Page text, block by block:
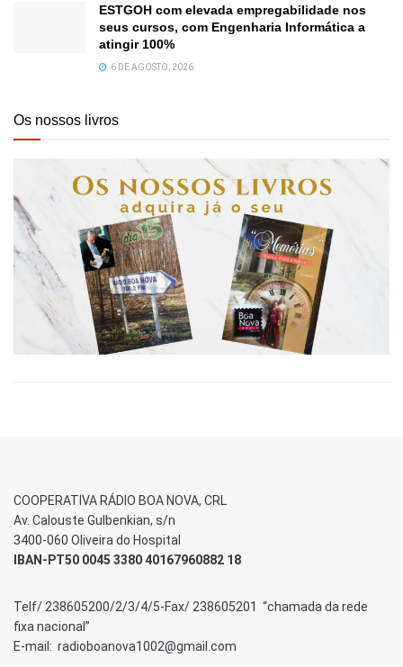
ESTGOH com elevada empregabilidade nos
seus cursos, com Engenharia Informática a
atingir 100%
6 DE AGOSTO, 2026
Os nossos livros
COOPERATIVA RÁDIO BOA NOVA, CRL
Av. Calouste Gulbenkian, s/n
3400-060 Oliveira do Hospital
IBAN-PT50 0045 3380 40167960882 18
Telf/ 238605200/2/3/4/5-Fax/ 238605201 “chamada da rede
fixa nacional”
E-mail: radioboanova1002@gmail.com